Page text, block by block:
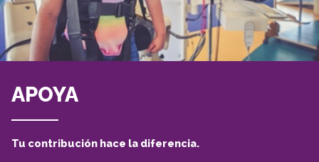
APOYA
Tu contribución hace la diferencia.